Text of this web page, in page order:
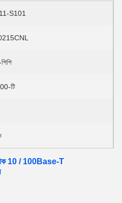
S101
টি
10 / 100Base-T